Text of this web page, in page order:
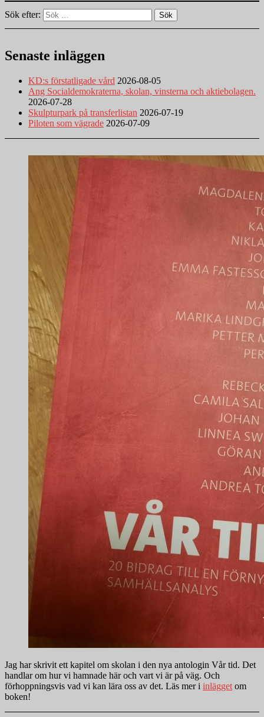
Sök efter: Sök
Senaste inläggen
KD:s förstatligade vård 2026-08-05
Ang Socialdemokraterna, skolan, vinsterna och aktiebolagen.
2026-07-28
Skulpturpark på transferlistan 2026-07-19
Piloten som vägrade 2026-07-09
Jag har skrivit ett kapitel om skolan i den nya antologin Vår tid. Det
handlar om hur vi hamnade här och vart vi är på väg. Och
förhoppningsvis vad vi kan lära oss av det. Läs mer i inlägget om
boken!